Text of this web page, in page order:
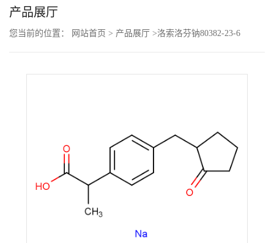
产品展厅
您当前的位置： 网站首页 > 产品展厅 >洛索洛芬钠80382-23-6